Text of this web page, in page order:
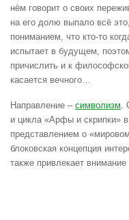
нём говорит о своих
на его долю выпало всё
пониманием, что кто-то
испытает в будущем,
причислить и к
касается вечного…
Направление – символизм.
и цикла «Арфы и скрипки»
представлением о
блоковская концепция
также привлекает